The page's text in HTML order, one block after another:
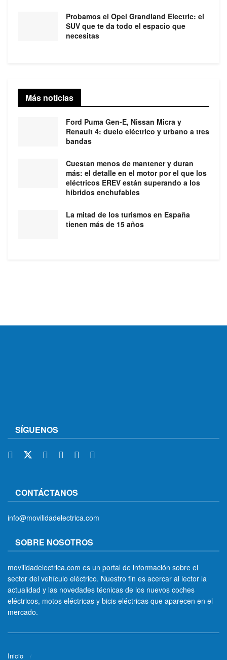
Probamos el Opel Grandland Electric: el
SUV que te da todo el espacio que
necesitas
Más noticias
Ford Puma Gen-E, Nissan Micra y
Renault 4: duelo eléctrico y urbano a tres
bandas
Cuestan menos de mantener y duran
más: el detalle en el motor por el que los
eléctricos EREV están superando a los
híbridos enchufables
La mitad de los turismos en España
tienen más de 15 años
SÍGUENOS
CONTÁCTANOS
info@movilidadelectrica.com
SOBRE NOSOTROS
movilidadelectrica.com es un portal de información sobre el
sector del vehículo eléctrico. Nuestro fin es acercar al lector la
actualidad y las novedades técnicas de los nuevos coches
eléctricos, motos eléctricas y bicis eléctricas que aparecen en el
mercado.
Inicio